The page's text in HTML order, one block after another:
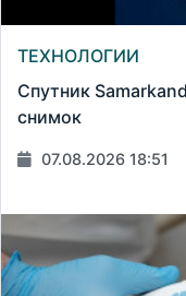
ТЕХНОЛОГИИ
Спутник
снимок
07.08.2026 18:51